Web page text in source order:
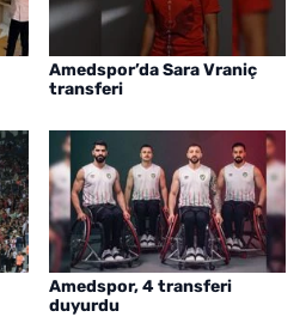
Amedspor’da Sara Vraniç
transferi
Amedspor, 4 transferi
duyurdu